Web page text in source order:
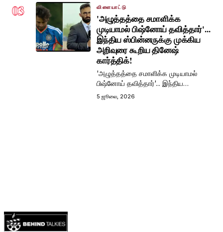
03 விளையாட்டு
'அழுத்தத்தை சமாளிக்க
முடியாமல் பிஷ்னோய் தவித்தார்'...
இந்திய ஸ்பின்னருக்கு முக்கிய
அறிவுரை கூறிய தினேஷ்
கார்த்திக்!
'அழுத்தத்தை சமாளிக்க முடியாமல்
பிஷ்னோய் தவித்தார்'... இந்திய
ஸ்பின்னருக்கு முக்கிய அறிவுரை கூறிய
5 ஜூலை, 2026